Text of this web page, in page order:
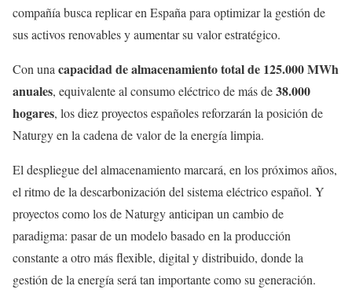
compañía busca replicar en España para optimizar la gestión de
sus activos renovables y aumentar su valor estratégico.
Con una capacidad de almacenamiento total de 125.000 MWh
anuales, equivalente al consumo eléctrico de más de38.000
hogares, los diez proyectos españoles reforzarán la posición de
Naturgy en la cadena de valor de la energía limpia.
El despliegue del almacenamiento marcará, en los próximos años,
el ritmo de la descarbonización del sistema eléctrico español. Y
proyectos como los de Naturgy anticipan un cambio de
paradigma: pasar de un modelo basado en la producción
constante a otro más flexible, digital y distribuido, donde la
gestión de la energía será tan importante como su generación.